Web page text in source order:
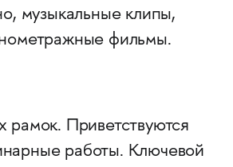
музыкальные клипы,
фильмы.
рамок. Приветствуются
работы. Ключевой